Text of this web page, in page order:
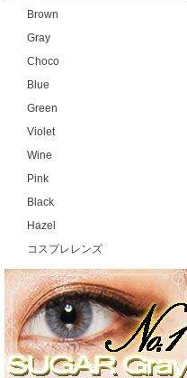
Brown
Gray
Choco
Blue
Green
Violet
Wine
Pink
Black
Hazel
コスプレレンズ